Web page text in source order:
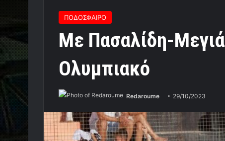
ΠΟΔΟΣΦΑΙΡΟ
Με Πασαλίδη-
Ολυμπιακό
Redaroume 29/10/2023